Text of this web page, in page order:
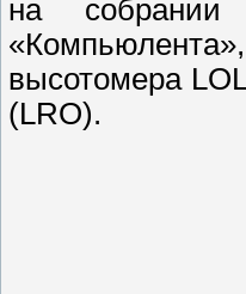
на собрании
высотомера
(LRO).